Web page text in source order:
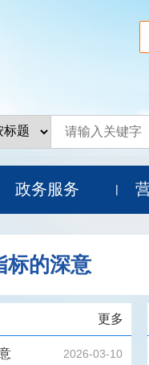
政务服务 |
标的深意
更多
2026-03-10